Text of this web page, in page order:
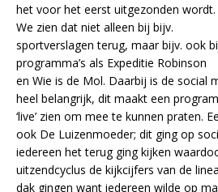
het voor het eerst uitgezonden wordt.
We zien dat niet alleen bij bijv.
sportverslagen terug, maar bijv. ook
programma’s als Expeditie Robinson
en Wie is de Mol. Daarbij is de social
heel belangrijk, dit maakt een
‘live’ zien om mee te kunnen praten.
ook De Luizenmoeder; dit ging op
iedereen het terug ging kijken
uitzendcyclus de kijkcijfers van de
dak gingen want iedereen wilde op